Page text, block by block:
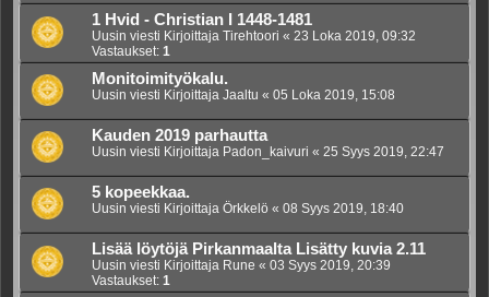
1 Hvid - Christian I 1448-1481
Uusin viesti Kirjoittaja Tirehtoori « 23 Loka 2019, 09:32
Vastaukset: 1
Monitoimityökalu.
Uusin viesti Kirjoittaja Jaaltu « 05 Loka 2019, 15:08
Kauden 2019 parhautta
Uusin viesti Kirjoittaja Padon_kaivuri « 25 Syys 2019, 22:47
5 kopeekkaa.
Uusin viesti Kirjoittaja Örkkelö « 08 Syys 2019, 18:40
Lisää löytöjä Pirkanmaalta Lisätty kuvia 2.11
Uusin viesti Kirjoittaja Rune « 03 Syys 2019, 20:39
Vastaukset: 1